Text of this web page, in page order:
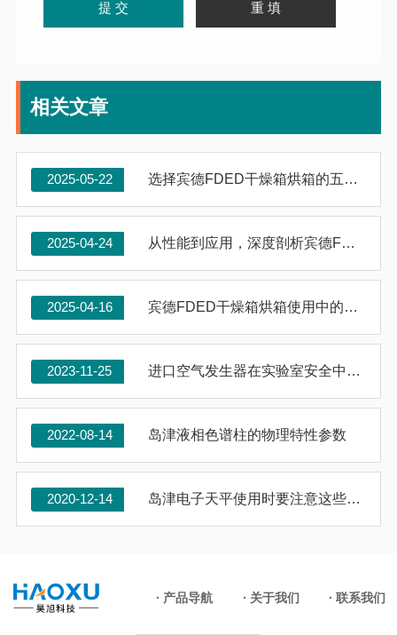
相关文章
2025-05-22 选择宾德FDED干燥箱烘箱的五大关键因素
2025-04-24 从性能到应用，深度剖析宾德FDED干燥箱烘箱
2025-04-16 宾德FDED干燥箱烘箱使用中的问题与解决方案
2023-11-25 进口空气发生器在实验室安全中的重要作用
2022-08-14 岛津液相色谱柱的物理特性参数
2020-12-14 岛津电子天平使用时要注意这些影响因素
产品导航 关于我们 联系我们